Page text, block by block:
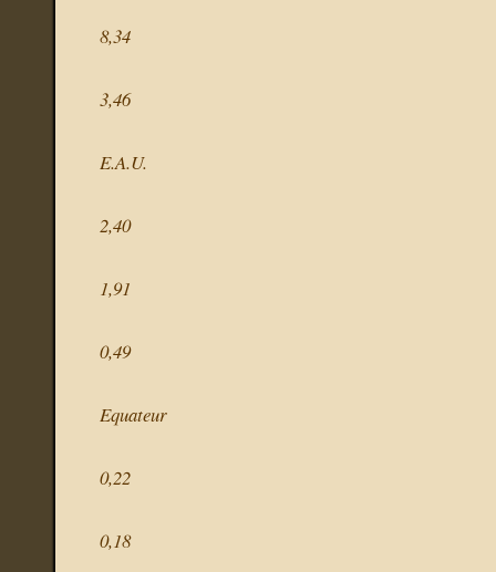
8,34
3,46
E.A.U.
2,40
1,91
0,49
Equateur
0,22
0,18